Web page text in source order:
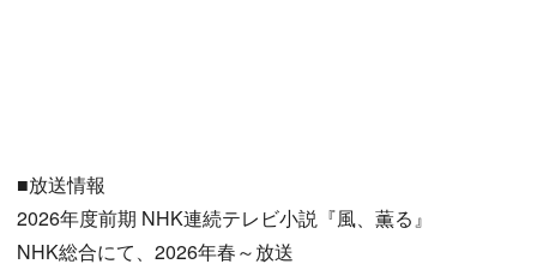
■放送情報
2026年度前期 NHK連続テレビ小説『風、薫る』
NHK総合にて、2026年春～放送